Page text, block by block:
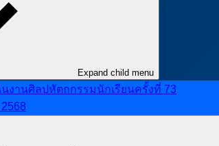
Expand child menu
งานศิลปหัตถกรรมนักเรียนครั้งที่ 73